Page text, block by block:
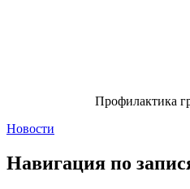
Профилактика
Новости
Навигация по